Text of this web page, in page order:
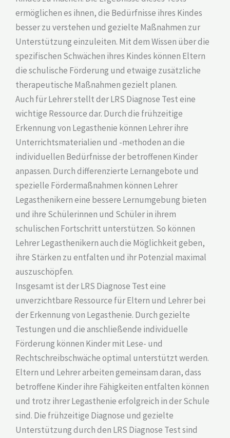
ermöglichen es ihnen, die Bedürfnisse ihres Kindes
besser zu verstehen und gezielte Maßnahmen zur
Unterstützung einzuleiten. Mit dem Wissen über die
spezifischen Schwächen ihres Kindes können Eltern
die schulische Förderung und etwaige zusätzliche
therapeutische Maßnahmen gezielt planen.
Auch für Lehrer stellt der LRS Diagnose Test eine
wichtige Ressource dar. Durch die frühzeitige
Erkennung von Legasthenie können Lehrer ihre
Unterrichtsmaterialien und -methoden an die
individuellen Bedürfnisse der betroffenen Kinder
anpassen. Durch differenzierte Lernangebote und
spezielle Fördermaßnahmen können Lehrer
Legasthenikern eine bessere Lernumgebung bieten
und ihre Schülerinnen und Schüler in ihrem
schulischen Fortschritt unterstützen. So können
Lehrer Legasthenikern auch die Möglichkeit geben,
ihre Stärken zu entfalten und ihr Potenzial maximal
auszuschöpfen.
Insgesamt ist der LRS Diagnose Test eine
unverzichtbare Ressource für Eltern und Lehrer bei
der Erkennung von Legasthenie. Durch gezielte
Testungen und die anschließende individuelle
Förderung können Kinder mit Lese- und
Rechtschreibschwäche optimal unterstützt werden.
Eltern und Lehrer arbeiten gemeinsam daran, dass
betroffene Kinder ihre Fähigkeiten entfalten können
und trotz ihrer Legasthenie erfolgreich in der Schule
sind. Die frühzeitige Diagnose und gezielte
Unterstützung durch den LRS Diagnose Test sind